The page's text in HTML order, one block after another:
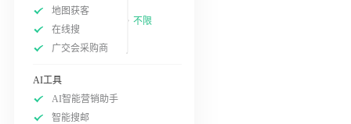
地图获客
在线搜
广交会采购商
不限
AI工具
AI智能营销助手
智能搜邮